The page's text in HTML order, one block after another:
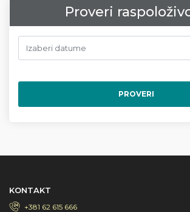
Proveri
PROVERI
KONTAKT
+381 62 615 666